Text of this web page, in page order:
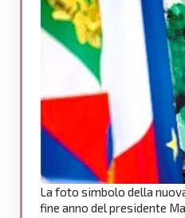
La foto simbolo della
fine anno del presidente